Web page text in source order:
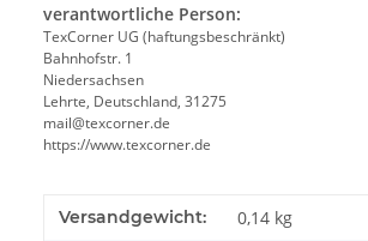
verantwortliche Person:
TexCorner UG (haftungsbeschränkt)
Bahnhofstr. 1
Niedersachsen
Lehrte, Deutschland, 31275
mail@texcorner.de
https://www.texcorner.de
Versandgewicht: 0,14 kg